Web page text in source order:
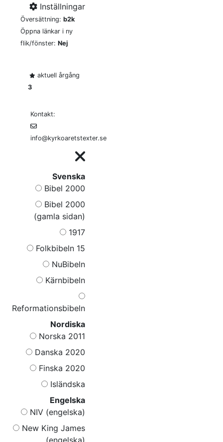
Inställningar
Översättning: b2k
Öppna länkar i ny
flik/fönster: Nej
aktuell årgång
3
Kontakt:
info@kyrkoaretstexter.se
Svenska
Bibel 2000
Bibel 2000
(gamla sidan)
1917
Folkbibeln 15
NuBibeln
Kärnbibeln
Reformationsbibeln
Nordiska
Norska 2011
Danska 2020
Finska 2020
Isländska
Engelska
NIV (engelska)
New King James
(engelska)